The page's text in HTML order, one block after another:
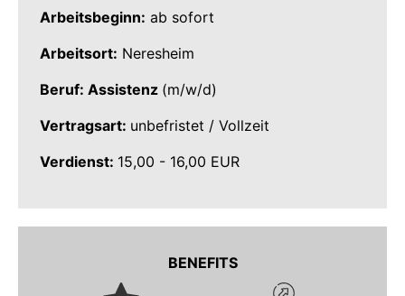
Arbeitsbeginn: ab sofort
Arbeitsort: Neresheim
Beruf: Assistenz (m/w/d)
Vertragsart: unbefristet / Vollzeit
Verdienst: 15,00 - 16,00 EUR
BENEFITS